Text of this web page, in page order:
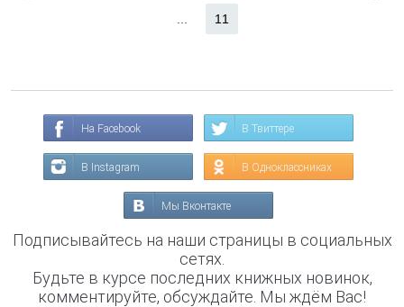
11
На Facebook В Твиттере
В Instagram В Одноклассниках
Мы Вконтакте
Подписывайтесь на наши страницы в социальных
сетях.
Будьте в курсе последних книжных новинок,
комментируйте, обсуждайте. Мы ждём Вас!